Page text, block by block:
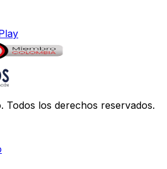
. Todos los derechos reservados.